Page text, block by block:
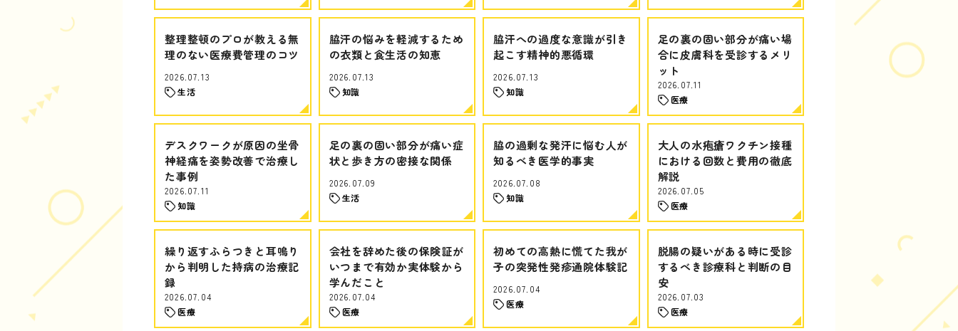
整理整頓のプロが教える無
理のない医療費管理のコツ
2026.07.13
生活
脇汗の悩みを軽減するため
の衣類と食生活の知恵
2026.07.13
知識
脇汗への過度な意識が引き
起こす精神的悪循環
2026.07.13
知識
足の裏の固い部分が痛い場
合に皮膚科を受診するメリ
ット
2026.07.11
医療
デスクワークが原因の坐骨
神経痛を姿勢改善で治療し
た事例
2026.07.11
知識
足の裏の固い部分が痛い症
状と歩き方の密接な関係
2026.07.09
生活
脇の過剰な発汗に悩む人が
知るべき医学的事実
2026.07.08
知識
大人の水疱瘡ワクチン接種
における回数と費用の徹底
解説
2026.07.05
医療
繰り返すふらつきと耳鳴り
から判明した持病の治療記
録
2026.07.04
医療
会社を辞めた後の保険証が
いつまで有効か実体験から
学んだこと
2026.07.04
医療
初めての高熱に慌てた我が
子の突発性発疹通院体験記
2026.07.04
医療
脱腸の疑いがある時に受診
するべき診療科と判断の目
安
2026.07.03
医療